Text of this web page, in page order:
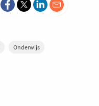
Onderwijs